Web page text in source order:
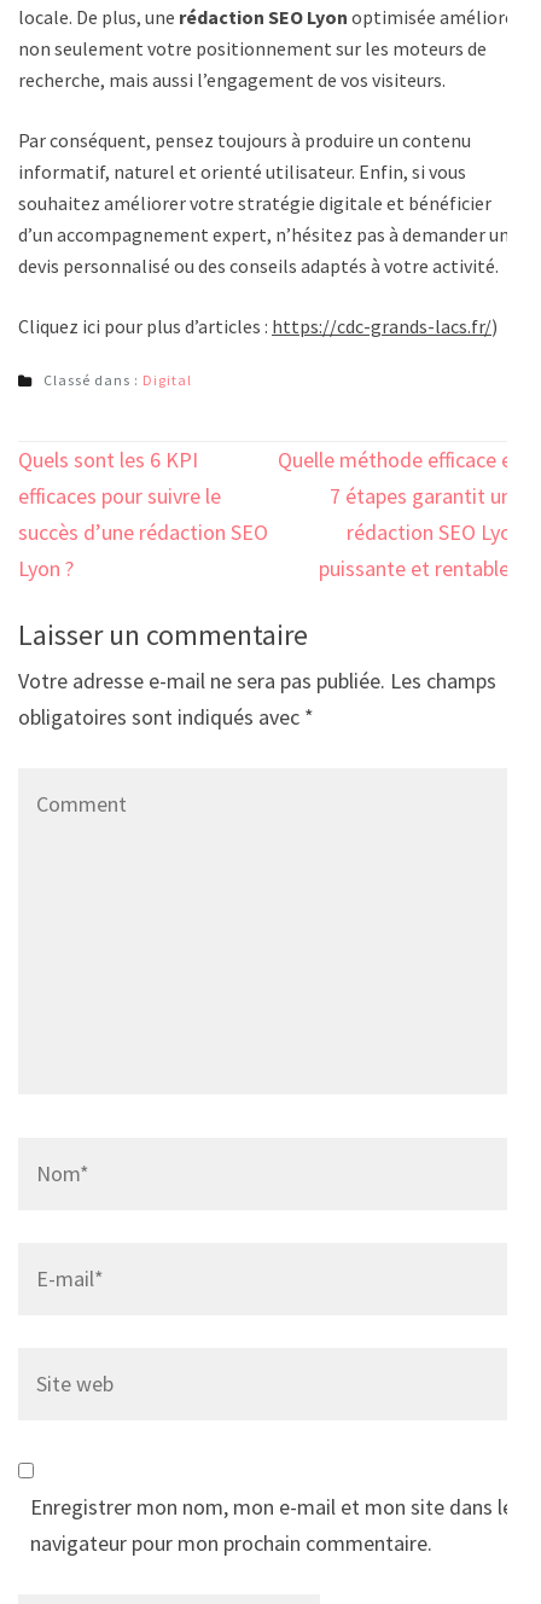
locale. De plus, une rédaction SEO Lyon optimisée améliore
non seulement votre positionnement sur les moteurs de
recherche, mais aussi l’engagement de vos visiteurs.
Par conséquent, pensez toujours à produire un contenu
informatif, naturel et orienté utilisateur. Enfin, si vous
souhaitez améliorer votre stratégie digitale et bénéficier
d’un accompagnement expert, n’hésitez pas à demander un
devis personnalisé ou des conseils adaptés à votre activité.
Cliquez ici pour plus d’articles : https://cdc-grands-lacs.fr/)
Classé dans : Digital
Navigation
de
l’article
Quels sont les 6 KPI
efficaces pour suivre le
succès d’une rédaction SEO
Lyon ?
Quelle méthode efficace en
7 étapes garantit une
rédaction SEO Lyon
puissante et rentable ?
Laisser un commentaire
Votre adresse e-mail ne sera pas publiée. Les champs
obligatoires sont indiqués avec *
web
Enregistrer mon nom, mon e-mail et mon site dans le
navigateur pour mon prochain commentaire.